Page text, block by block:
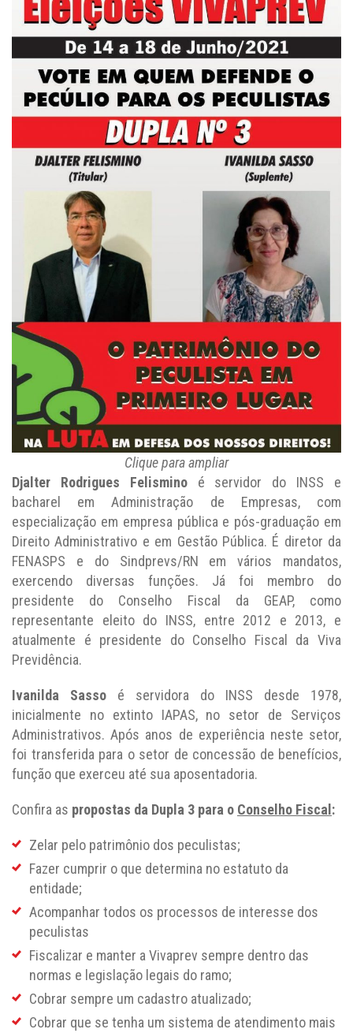
Clique para ampliar
Djalter Rodrigues Felisminoé servidor do INSS e
bacharel em Administração de Empresas, com
especialização em empresa pública e pós-graduação em
Direito Administrativo e em Gestão Pública. É diretor da
FENASPS e do Sindprevs/RN em vários mandatos,
exercendo diversas funções. Já foi membro do
presidente do Conselho Fiscal da GEAP, como
representante eleito do INSS, entre 2012 e 2013, e
atualmente é presidente do Conselho Fiscal da Viva
Previdência.
Ivanilda Sasso é servidora do INSS desde 1978,
inicialmente no extinto IAPAS, no setor de Serviços
Administrativos. Após anos de experiência neste setor,
foi transferida para o setor de concessão de benefícios,
função que exerceu até sua aposentadoria.
Confira as propostas da Dupla 3 para o Conselho Fiscal :
Zelar pelo patrimônio dos peculistas;
Fazer cumprir o que determina no estatuto da
entidade;
Acompanhar todos os processos de interesse dos
peculistas
Fiscalizar e manter a Vivaprev sempre dentro das
normas e legislação legais do ramo;
Cobrar sempre um cadastro atualizado;
Cobrar que se tenha um sistema de atendimento mais